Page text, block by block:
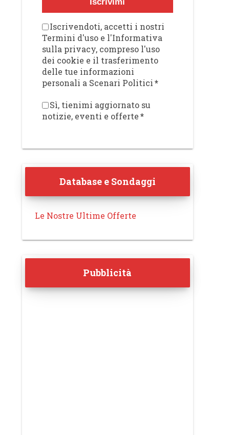
Iscrivendoti, accetti i nostri
Termini d'uso e l'Informativa
sulla privacy, compreso l'uso
dei cookie e il trasferimento
delle tue informazioni
personali a Scenari Politici*
Sì, tienimi aggiornato su
notizie, eventi e offerte*
Database e Sondaggi
Le Nostre Ultime Offerte
Pubblicità